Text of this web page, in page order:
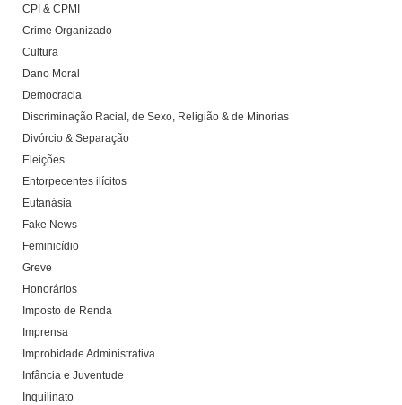
CPI & CPMI
Crime Organizado
Cultura
Dano Moral
Democracia
Discriminação Racial, de Sexo, Religião & de Minorias
Divórcio & Separação
Eleições
Entorpecentes ilícitos
Eutanásia
Fake News
Feminicídio
Greve
Honorários
Imposto de Renda
Imprensa
Improbidade Administrativa
Infância e Juventude
Inquilinato